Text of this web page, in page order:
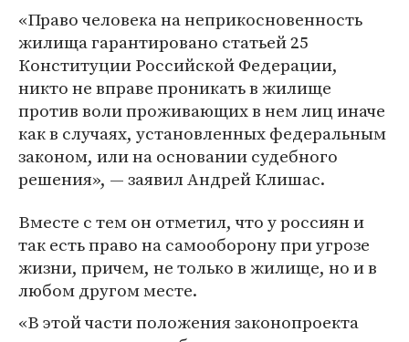
«Право человека на неприкосновенность
жилища гарантировано статьей 25
Конституции Российской Федерации,
никто не вправе проникать в жилище
против воли проживающих в нем лиц иначе
как в случаях, установленных федеральным
законом, или на основании судебного
решения», — заявил Андрей Клишас.
Вместе с тем он отметил, что у россиян и
так есть право на самооборону при угрозе
жизни, причем, не только в жилище, но и в
любом другом месте.
«В этой части положения законопроекта